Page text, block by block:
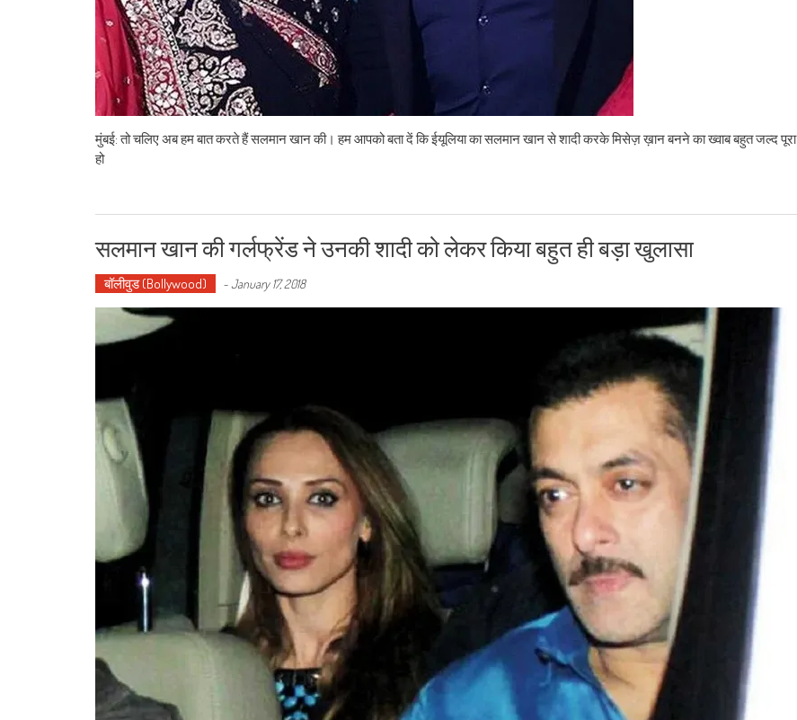
मुंबई: तो चलिए अब हम बात करते हैं सलमान खान की। हम आपको बता दें कि ईयूलिया का सलमान खान से शादी करके मिसेज़ ख़ान बनने का ख्वाब बहुत जल्द पूरा
हो
सलमान खान की गर्लफ्रेंड ने उनकी शादी को लेकर किया बहुत ही बड़ा खुलासा
बॉलीवुड (Bollywood) -January 17, 2018